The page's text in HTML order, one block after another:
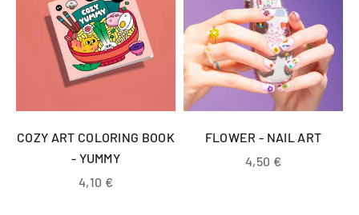
COZY ART COLORING BOOK
- YUMMY
Prix de vente
4,10 €
FLOWER - NAIL ART
Prix de vente
4,50 €